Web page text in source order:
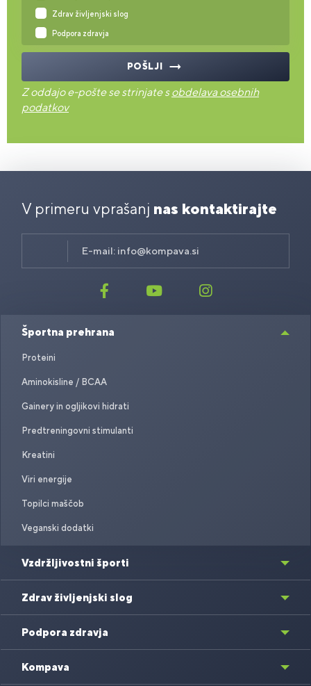
Zdrav življenjski slog
Podpora zdravja
POŠLJI
Z oddajo e-pošte se strinjate sobdelava osebnih
podatkov
V primeru vprašanj nas kontaktirajte
E-mail: info@kompava.si
Športna prehrana
Proteini
Aminokisline / BCAA
Gainery in ogljikovi hidrati
Predtreningovni stimulanti
Kreatini
Viri energije
Topilci maščob
Veganski dodatki
Vzdržljivostni športi
Zdrav življenjski slog
Podpora zdravja
Kompava